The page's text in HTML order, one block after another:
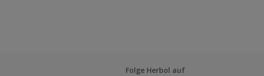
Folge Herbol auf